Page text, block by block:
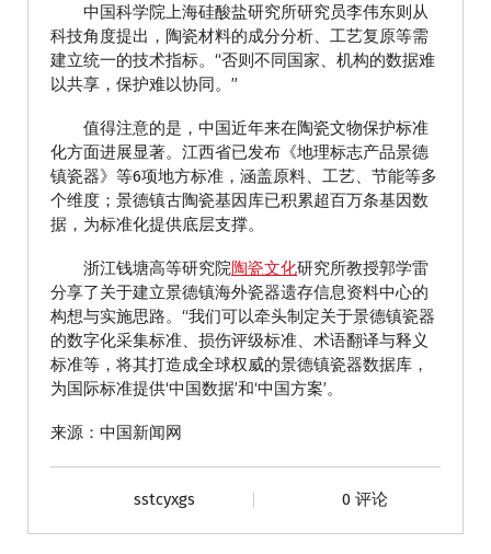
中国科学院上海硅酸盐研究所研究员李伟东则从
科技角度提出，陶瓷材料的成分分析、工艺复原等需
建立统一的技术指标。“否则不同国家、机构的数据难
以共享，保护难以协同。”
值得注意的是，中国近年来在陶瓷文物保护标准
化方面进展显著。江西省已发布《地理标志产品景德
镇瓷器》等6项地方标准，涵盖原料、工艺、节能等多
个维度；景德镇古陶瓷基因库已积累超百万条基因数
据，为标准化提供底层支撑。
浙江钱塘高等研究院陶瓷文化研究所教授郭学雷
分享了关于建立景德镇海外瓷器遗存信息资料中心的
构想与实施思路。“我们可以牵头制定关于景德镇瓷器
的数字化采集标准、损伤评级标准、术语翻译与释义
标准等，将其打造成全球权威的景德镇瓷器数据库，
为国际标准提供‘中国数据’和‘中国方案’。
来源：中国新闻网
sstcyxgs 0 评论